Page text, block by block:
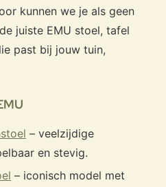
kunnen we je als geen
juiste EMU stoel, tafel
past bij jouw tuin,
– veelzijdige
en stevig.
– iconisch model met